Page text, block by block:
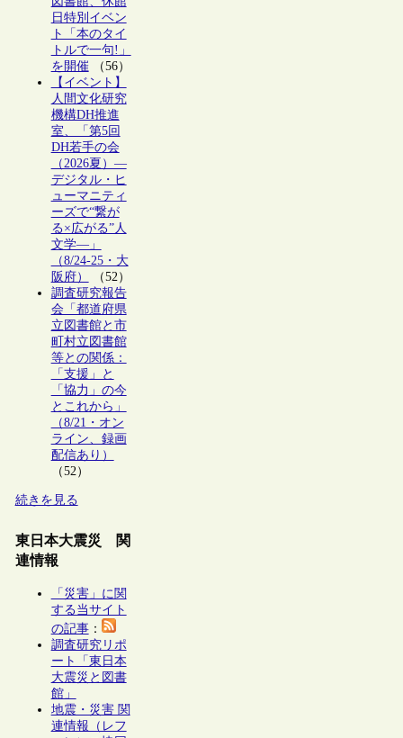
日特別イベン
ト「本のタイ
トルで一句!」
を開催（56）
【イベント】
人間文化研究
機構DH推進
室、「第5回
DH若手の会
（2026夏）―
デジタル・ヒ
ューマニティ
ーズで“繋が
る×広がる”人
文学―」
（8/24-25・大
阪府）
（52）
調査研究報告
会「都道府県
立図書館と市
町村立図書館
等との関係：
「支援」と
「協力」の今
とこれから」
（8/21・オン
ライン、録画
配信あり）
（52）
続きを見る
東日本大震災 関
連情報
「災害」に関
する当サイト
の記事：
調査研究リポ
ート「東日本
大震災と図書
館」
地震・災害 関
連情報（レフ